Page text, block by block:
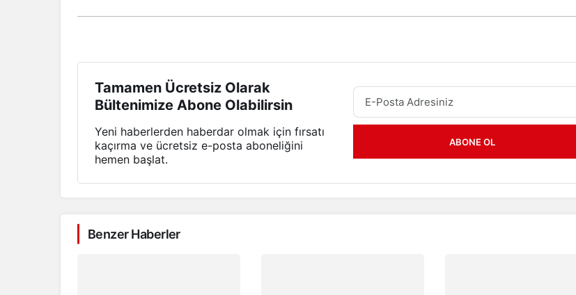
Tamamen Ücretsiz Olarak
Bültenimize Abone Olabilirsin
Yeni haberlerden haberdar olmak için fırsatı
kaçırma ve ücretsiz e-posta aboneliğini
hemen başlat.
ABONE OL
Benzer Haberler